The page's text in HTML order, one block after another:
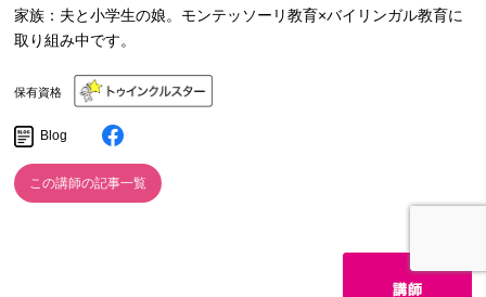
家族：夫と小学生の娘。モンテッソーリ教育×バイリンガル教育に
取り組み中です。
保有資格
Blog
この講師の記事一覧